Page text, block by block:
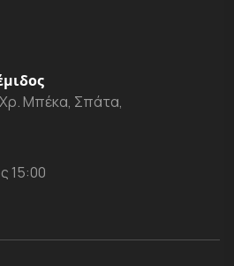
Μπέκα, Σπάτα,
15:00